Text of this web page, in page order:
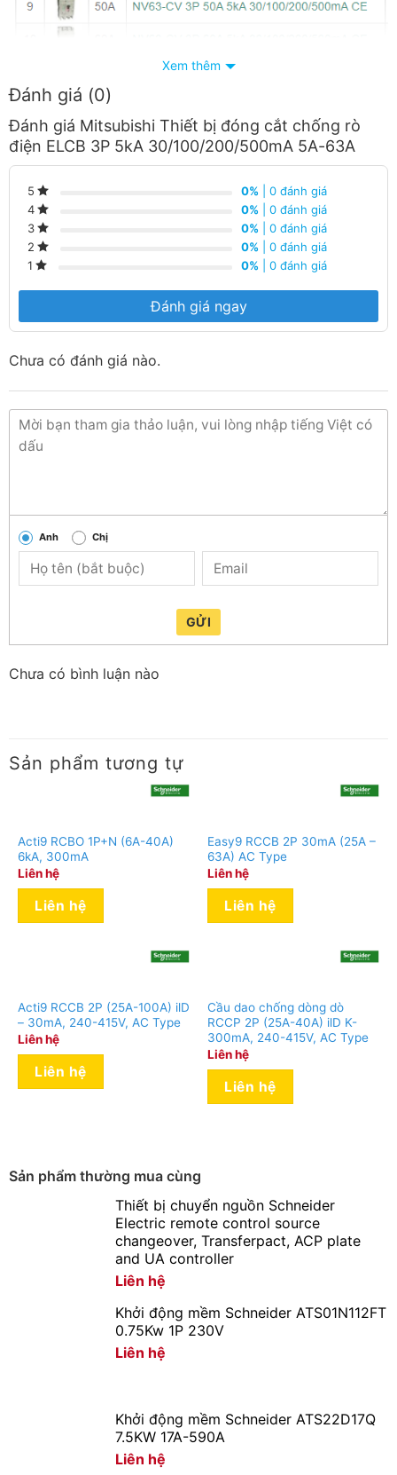
Thiết Bị Điện Hoàng Chiến Bình Dươnglà đơn vị
phân phối thiết bị điện đóng ngắt Mitsubishi tại
Bình Dương với dịch vụ hậu mãi tốt
Giá cạnh tranh nhất trong khu vực.
Giao hàng nhanh chóng.
Hàng luôn có sẵn tại trong kho liên hệ ngay số
Hotline:
090 682 4506
Xem thêm
Đánh giá (0)
Đánh giá Mitsubishi Thiết bị đóng cắt chống rò
điện ELCB 3P 5kA 30/100/200/500mA 5A-63A
5 0% | 0 đánh giá
4
0% | 0 đánh giá
3
0% | 0 đánh giá
2
0% | 0 đánh giá
1
0% | 0 đánh giá
Đánh giá ngay
Chưa có đánh giá nào.
Anh Chị
GỬI
Chưa có bình luận nào
Sản phẩm tương tự
Acti9 RCBO 1P+N (6A-40A)
6kA, 300mA
Liên hệ
Liên hệ
Easy9 RCCB 2P 30mA (25A –
63A) AC Type
Liên hệ
Liên hệ
Acti9 RCCB 2P (25A-100A) ilD
– 30mA, 240-415V, AC Type
Liên hệ
Liên hệ
Cầu dao chống dòng dò
RCCP 2P (25A-40A) ilD K-
300mA, 240-415V, AC Type
Liên hệ
Liên hệ
Sản phẩm thường mua cùng
Thiết bị chuyển nguồn Schneider
Electric remote control source
changeover, Transferpact, ACP plate
and UA controller
Liên hệ
Khởi động mềm Schneider ATS01N112FT
0.75Kw 1P 230V
Liên hệ
Khởi động mềm Schneider ATS22D17Q
7.5KW 17A-590A
Liên hệ